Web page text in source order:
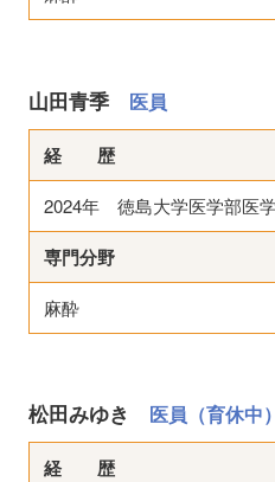
山田青季 医員
経 歴
2024年 徳島大学医学部医
専門分野
麻酔
松田みゆき 医員（育休中）
経 歴